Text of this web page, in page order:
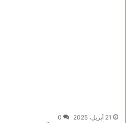
21 أبريل، 2025 0